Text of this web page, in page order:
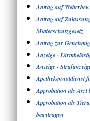
Antrag auf
Antrag auf
Mutterschutzgesetz
Antrag zur
Anzeige -
Anzeige -
Apothekennotdienst
Approbation als Arzt
Approbation als
beantragen